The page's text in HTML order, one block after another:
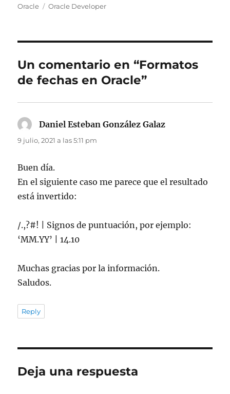
el
Oracle
Etiquetas
Oracle Developer
Un comentario en “Formatos
de fechas en Oracle”
Daniel Esteban González Galaz
9 julio, 2021 a las 5:11 pm
Buen día.
En el siguiente caso me parece que el resultado
está invertido:
/.,?#! | Signos de puntuación, por ejemplo:
‘MM.YY’ | 14.10
Muchas gracias por la información.
Saludos.
Reply
Deja una respuesta